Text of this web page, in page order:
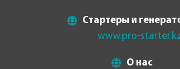
Стартеры и
www.pro-
О нас